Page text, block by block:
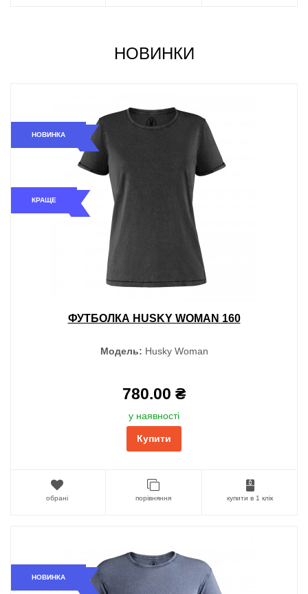
НОВИНКИ
НОВИНКА
КРАЩЕ
ФУТБОЛКА HUSKY WOMAN 160
Модель: Husky Woman
780.00 ₴
у наявності
Купити
обрані порівняння купити в 1 клік
НОВИНКА